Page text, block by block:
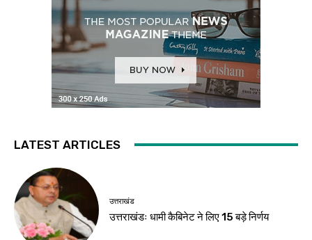
LATEST ARTICLES
उत्तराखंड
उत्तराखंडः धामी कैबिनेट ने लिए 15 बड़े निर्णय